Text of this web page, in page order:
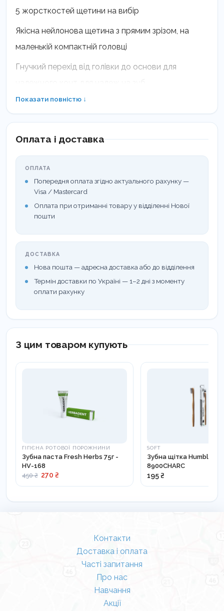
5 жорсткостей щетини на вибір
Якісна нейлонова щетина з прямим зрізом, на
маленькій компактній головці
Гнучкий перехід від голівки до основи для
належного конт для належ на зуб
Шестикутна форма корпусу ручки з нековзким
рукою
Ручка з рисової соломи з мінімальним складом
вуглецю
Змінні кольорові ручки виготовлені з
переробленого пластику
РЕКОМЕНДАЦІЇ
• Зубна щітка є необхідним інструментом догляду
за зубами
• Чистити зуби двічі на день - наліт можна тільки
видаляти звичайним механічним чищенням
• Не забудьте про моляри та міжзубні проміжки
• Чистіть, принаймні, 2x2 хвилини на день
• Зубну щітку міняємо 4 рази на рік або після
Показати повністю ↓
Оплата і доставка
ОПЛАТА
Попередня оплата згідно актуального рахунку —
Visa / Mastercard
Оплата при отриманні товару у відділенні Нової
пошти
ДОСТАВКА
Нова пошта — адресна доставка або до відділення
Термін доставки по Україні — 1–2 дні з моменту
оплати рахунку
З цим товаром купують
ГІГІЄНА РОТОВОЇ ПОРОЖНИНИ
Зубна паста Fresh Herbs 75г -
HV-168
450 ₴ 270 ₴
SOFT
Зубна щітка Humble з
8900CHARC
195 ₴
Контакти
Доставка і оплата
Часті запитання
Про нас
Навчання
Акції